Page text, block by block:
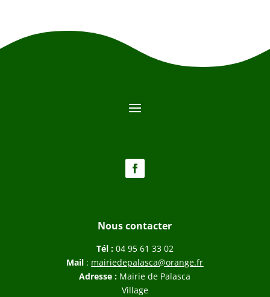
Nous contacter
Tél : 04 95 61 33 02
Mail : mairiedepalasca@orange.fr
Adresse : Mairie de Palasca
Village